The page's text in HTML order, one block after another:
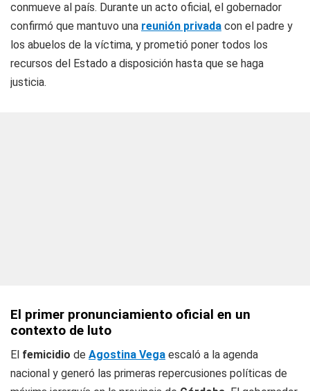
conmueve al país. Durante un acto oficial, el gobernador
confirmó que mantuvo una reunión privada con el padre y
los abuelos de la víctima, y prometió poner todos los
recursos del Estado a disposición hasta que se haga
justicia.
El primer pronunciamiento oficial en un
contexto de luto
El femicidio de Agostina Vega escaló a la agenda
nacional y generó las primeras repercusiones políticas de